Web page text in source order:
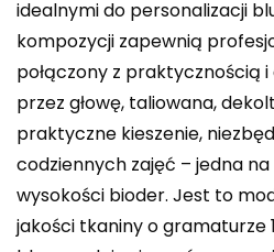
idealnymi do personalizacji
kompozycji zapewnią
połączony z praktycznością i
przez głowę, taliowana,
praktyczne kieszenie,
codziennych zajęć – jedna na
wysokości bioder. Jest to
jakości tkaniny o gramaturze